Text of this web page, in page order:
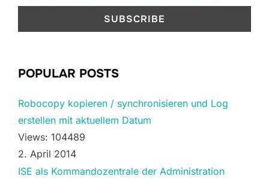
POPULAR POSTS
Robocopy kopieren / synchronisieren und Log
erstellen mit aktuellem Datum
Views: 104489
2. April 2014
ISE als Kommandozentrale der Administration